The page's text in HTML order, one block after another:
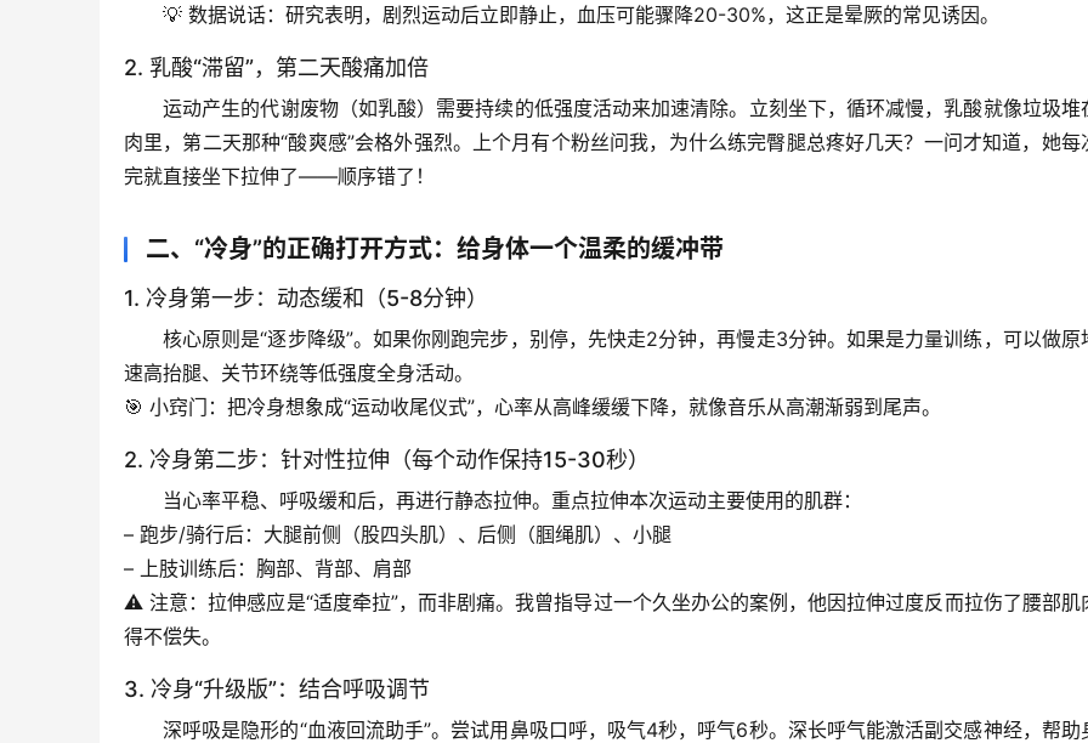
💡 数据说话：研究表明，剧烈运动后立即静止，血压可能骤降20-30%，这正是晕厥的常见诱因。
2. 乳酸“滞留”，第二天酸痛加倍
运动产生的代谢废物（如乳酸）需要持续的低强度活动来加速清除。立刻坐下，循环减慢，乳酸就像垃圾堆
肉里，第二天那种“酸爽感”会格外强烈。上个月有个粉丝问我，为什么练完臀腿总疼好几天？一问才知道，她每
完就直接坐下拉伸了——顺序错了！
二、“冷身”的正确打开方式：给身体一个温柔的缓冲带
1. 冷身第一步：动态缓和（5-8分钟）
核心原则是“逐步降级”。如果你刚跑完步，别停，先快走2分钟，再慢走3分钟。如果是力量训练，可以做原
速高抬腿、关节环绕等低强度全身活动。
🎯 小窍门 ：把冷身想象成“运动收尾仪式”，心率从高峰缓缓下降，就像音乐从高潮渐弱到尾声。
2. 冷身第二步：针对性拉伸（每个动作保持15-30秒）
当心率平稳、呼吸缓和后，再进行静态拉伸。重点拉伸本次运动主要使用的肌群：
– 跑步/骑行后：大腿前侧（股四头肌）、后侧（腘绳肌）、小腿
– 上肢训练后：胸部、背部、肩部
⚠️ 注意 ：拉伸感应是“适度牵拉”，而非剧痛。我曾指导过一个久坐办公的案例，他因拉伸过度反而拉伤了腰部肌
得不偿失。
3. 冷身“升级版”：结合呼吸调节
深呼吸是隐形的“血液回流助手”。尝试用鼻吸口呼，吸气4秒，呼气6秒。深长呼气能激活副交感神经，帮助